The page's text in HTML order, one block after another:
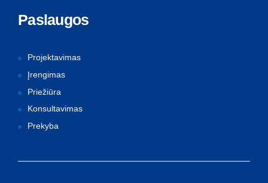
Paslaugos
Projektavimas
Įrengimas
Priežiūra
Konsultavimas
Prekyba